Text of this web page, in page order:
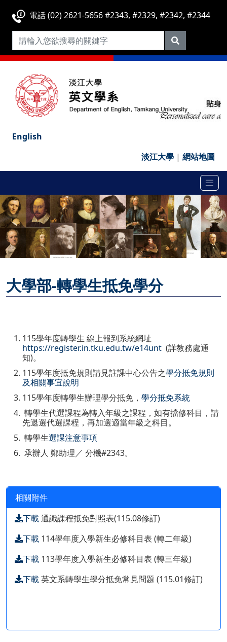
電話 (02) 2621-5656 #2343, #2329, #2342, #2344
English
淡江大學 | 網站地圖
大學部-轉學生抵免學分
115學年度轉學生 線上報到系統網址
https://register.in.tku.edu.tw/e14unt (詳教務處通
知)。
115學年度抵免規則請見註課中心公告之學分抵免規則
及相關事宜說明
115學年度轉學生辦理學分抵免， 學分抵免系統
轉學生代選課程為轉入年級之課程，如有擋修科目，請
先退選代選課程，再加選適當年級之科目。
轉學生選課注意事項
承辦人 鄭助理／ 分機#2343。
相關附件
下載通識課程抵免對照表(115.08修訂)
下載 114學年度入學新生必修科目表 (轉二年級)
下載 113學年度入學新生必修科目表 (轉三年級)
下載英文系轉學生學分抵免常見問題 (115.01修訂)